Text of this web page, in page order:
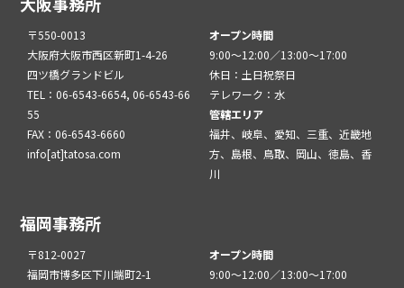
〒550-0013
大阪府大阪市西区新町1-4-26
四ツ橋グランドビル
TEL：06-6543-6654, 06-6543-66
55
FAX：06-6543-6660
info[at]tatosa.com
オープン時間
9:00～12:00／13:00～17:00
休日：土日祝祭日
テレワーク：水
管轄エリア
福井、岐阜、愛知、三重、近畿地
方、島根、鳥取、岡山、徳島、香
川
福岡事務所
〒812-0027
福岡市博多区下川端町2-1
オープン時間
9:00～12:00／13:00～17:00